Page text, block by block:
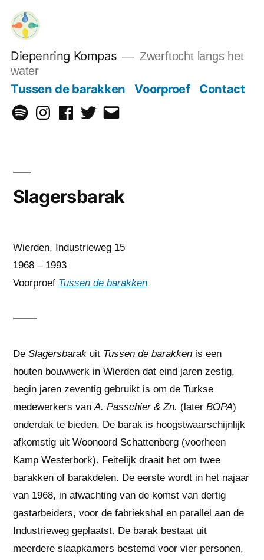
naar
inhoud
Diepenring Kompas
Zwerftocht langs het
water
Tussen de barakken Voorproef Contact
SpotifyInstagramFacebookTwitterEmail
Slagersbarak
Wierden, Industrieweg 15
1968 – 1993
Voorproef Tussen de barakken
De Slagersbarak uit Tussen de barakken is een
houten bouwwerk in Wierden dat eind jaren zestig,
begin jaren zeventig gebruikt is om de Turkse
medewerkers vanA. Passchier & Zn. (later BOPA)
onderdak te bieden. De barak is hoogstwaarschijnlijk
afkomstig uit Woonoord Schattenberg (voorheen
Kamp Westerbork). Feitelijk draait het om twee
barakken of barakdelen. De eerste wordt in het najaar
van 1968, in afwachting van de komst van dertig
gastarbeiders, voor de fabriekshal en parallel aan de
Industrieweg geplaatst. De barak bestaat uit
meerdere slaapkamers bestemd voor vier personen,